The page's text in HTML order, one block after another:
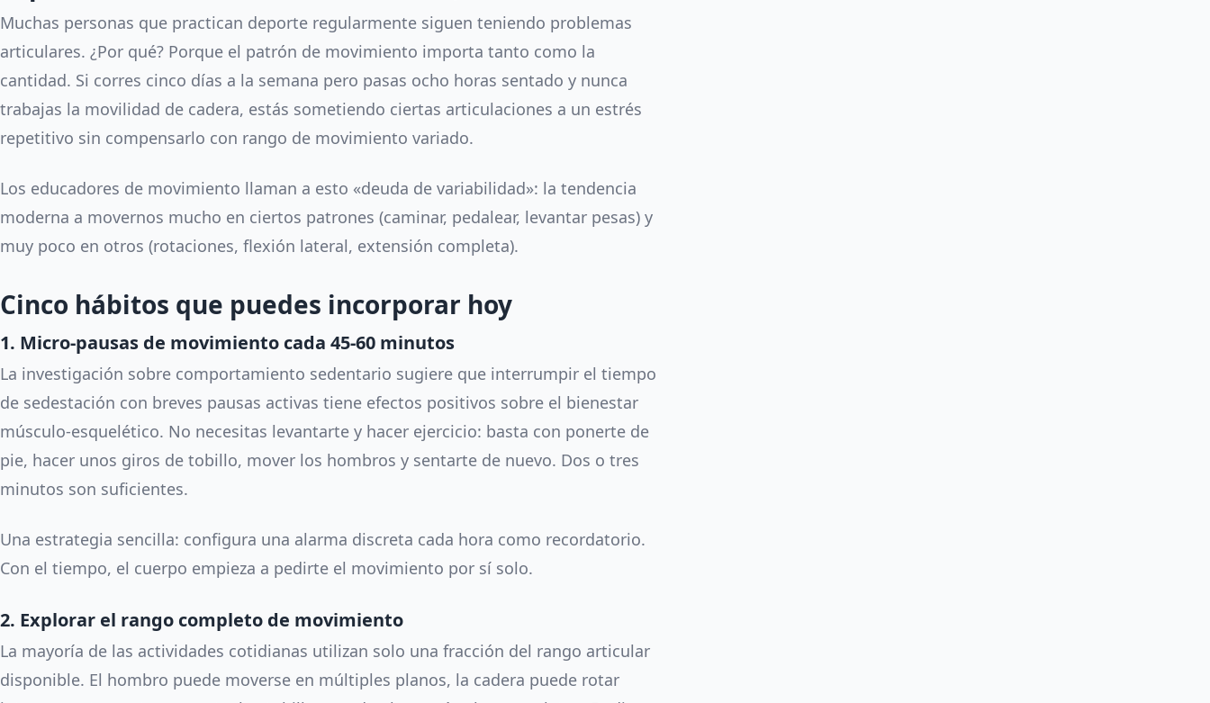
Muchas personas que practican deporte regularmente siguen teniendo problemas
articulares. ¿Por qué? Porque el patrón de movimiento importa tanto como la
cantidad. Si corres cinco días a la semana pero pasas ocho horas sentado y nunca
trabajas la movilidad de cadera, estás sometiendo ciertas articulaciones a un estrés
repetitivo sin compensarlo con rango de movimiento variado.
Los educadores de movimiento llaman a esto «deuda de variabilidad»: la tendencia
moderna a movernos mucho en ciertos patrones (caminar, pedalear, levantar pesas) y
muy poco en otros (rotaciones, flexión lateral, extensión completa).
Cinco hábitos que puedes incorporar hoy
1. Micro-pausas de movimiento cada 45-60 minutos
La investigación sobre comportamiento sedentario sugiere que interrumpir el tiempo
de sedestación con breves pausas activas tiene efectos positivos sobre el bienestar
músculo-esquelético. No necesitas levantarte y hacer ejercicio: basta con ponerte de
pie, hacer unos giros de tobillo, mover los hombros y sentarte de nuevo. Dos o tres
minutos son suficientes.
Una estrategia sencilla: configura una alarma discreta cada hora como recordatorio.
Con el tiempo, el cuerpo empieza a pedirte el movimiento por sí solo.
2. Explorar el rango completo de movimiento
La mayoría de las actividades cotidianas utilizan solo una fracción del rango articular
disponible. El hombro puede moverse en múltiples planos, la cadera puede rotar